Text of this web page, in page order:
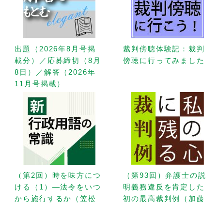
出題（2026年8月号掲
載分）／応募締切（8月
8日）／解答（2026年
11月号掲載）
裁判傍聴体験記：裁判
傍聴に行ってみました
（第2回）時を味方につ
ける（1）—法令をいつ
から施行するか（笠松
（第93回）弁護士の説
明義務違反を肯定した
初の最高裁判例（加藤